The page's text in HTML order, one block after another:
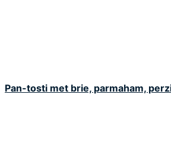
Pan-tosti met brie, parmaham,